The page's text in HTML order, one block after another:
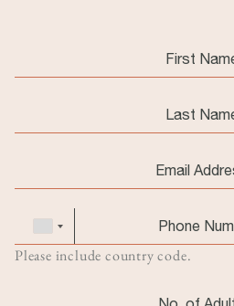
First
Last
Please include country code.
Pax